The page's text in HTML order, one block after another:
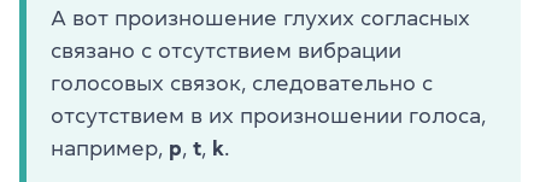
А вот произношение глухих согласных
связано с отсутствием вибрации
голосовых связок, следовательно с
отсутствием в их произношении голоса,
например, p, t, k.